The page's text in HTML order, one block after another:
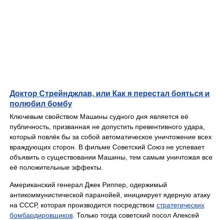
Доктор Стрейнджлав, или Как я перестал бояться и
полюбил бомбу
Ключевым свойством Машины судного дня является её
публичность, призванная не допустить превентивного удара,
который повлёк бы за собой автоматическое уничтожение всех
враждующих сторон. В фильме Советский Союз не успевает
объявить о существовании Машины, тем самым уничтожая все
её положительные эффекты.
Американский генерал Джек Риппер, одержимый
антикоммунистической паранойей, инициирует ядерную атаку
на СССР, которая производится посредством стратегических
бомбардировщиков . Только тогда советский посол Алексей